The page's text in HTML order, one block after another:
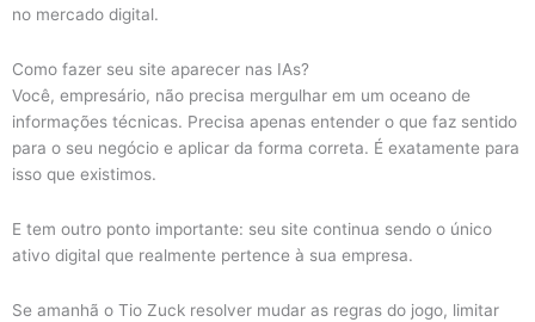
no mercado digital.
Como fazer seu site aparecer nas IAs?
Você, empresário, não precisa mergulhar em um oceano de
informações técnicas. Precisa apenas entender o que faz sentido
para o seu negócio e aplicar da forma correta. É exatamente para
isso que existimos.
E tem outro ponto importante: seu site continua sendo o único
ativo digital que realmente pertence à sua empresa.
Se amanhã o Tio Zuck resolver mudar as regras do jogo, limitar